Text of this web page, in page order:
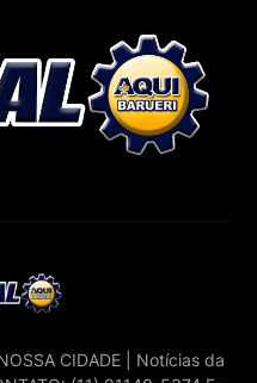
CIDADE | Notícias da